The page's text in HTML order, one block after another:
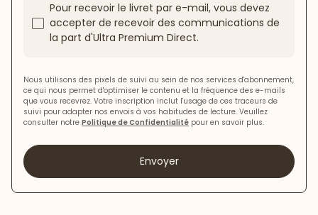
Pour recevoir le livret par e-mail, vous devez
accepter de recevoir des communications de
la part d'Ultra Premium Direct.
Nous utilisons des pixels de suivi au sein de nos services d'abonnement,
ce qui nous permet d'optimiser le contenu et la fréquence des e-mails
que vous recevrez. Votre inscription inclut l'usage de ces traceurs de
suivi pour adapter nos envois à vos habitudes de lecture. Veuillez
consulter notre Politique de Confidentialité pour en savoir plus.
Envoyer